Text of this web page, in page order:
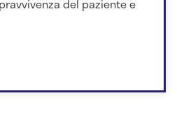
del paziente e